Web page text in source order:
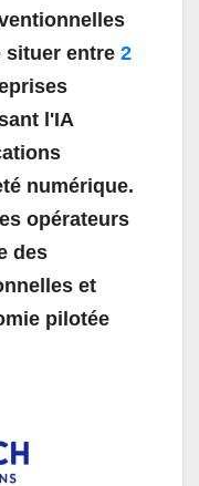
situer entre 2
l'IA
numérique.
opérateurs
des
et
pilotée